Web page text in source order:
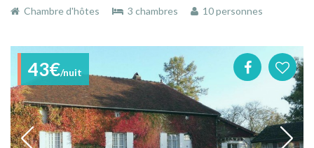
Chambre d'hôtes 3 chambres 10 personnes
43€/nuit